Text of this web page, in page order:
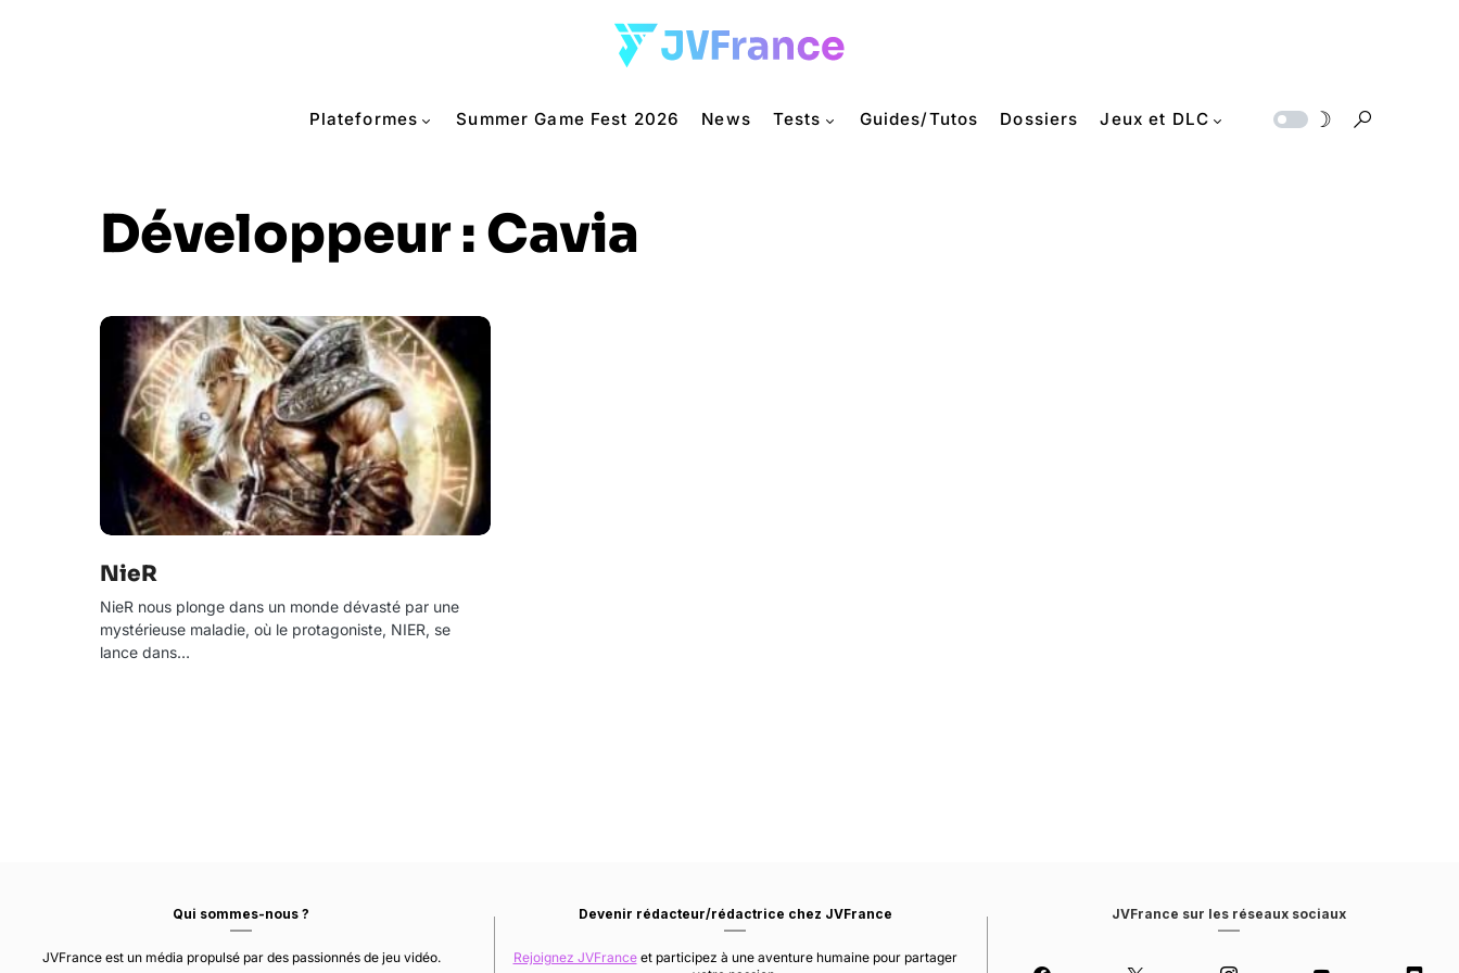
Plateformes Summer Game Fest 2026 News Tests Guides/Tutos Dossiers Jeux et DLC
Développeur :Cavia
NieR
NieR nous plonge dans un monde dévasté par une
mystérieuse maladie, où le protagoniste, NIER, se
lance dans…
Qui sommes-nous ?
JVFrance est un média propulsé par des passionnés de jeu vidéo.
Devenir rédacteur/rédactrice chez JVFrance
Rejoignez JVFranceet participez à une aventure humaine pour partager
JVFrance sur les réseaux sociaux